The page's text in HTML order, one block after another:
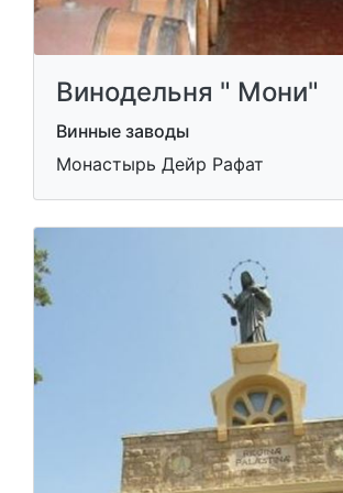
Винодельня " Moни"
Винные заводы
Монастырь Дейр Рафат